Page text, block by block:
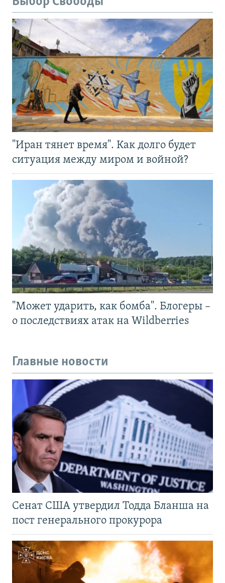
"Иран тянет время". Как долго будет
ситуация между миром и войной?
"Может ударить, как бомба". Блогеры –
о последствиях атак на Wildberries
Главные новости
Сенат США утвердил Тодда Бланша на
пост генерального прокурора